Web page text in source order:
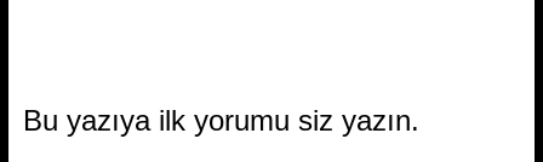
Bu yazıya ilk yorumu siz yazın.